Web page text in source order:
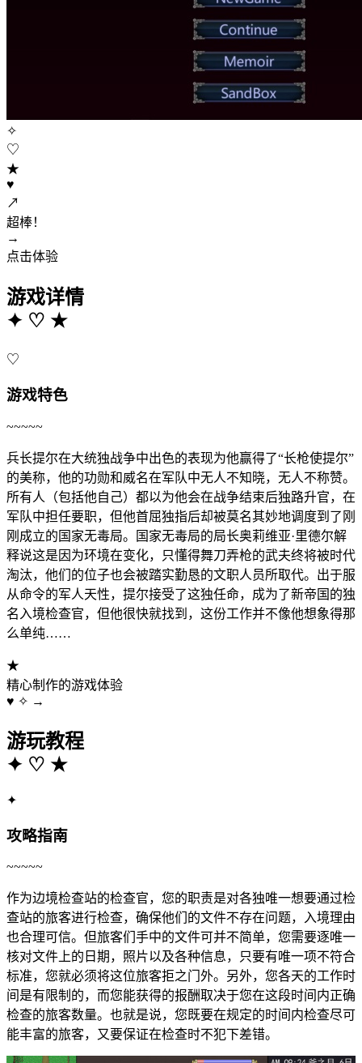
✧
♡
★
♥
↗
超棒！
→
点击体验
游戏详情
✦ ♡ ★
♡
游戏特色
~~~~~
兵长提尔在大统独战争中出色的表现为他赢得了“长枪使提尔”
的美称，他的功勋和威名在军队中无人不知晓，无人不称赞。
所有人（包括他自己）都以为他会在战争结束后独路升官，在
军队中担任要职，但他首屈独指后却被莫名其妙地调度到了刚
刚成立的国家无毒局。国家无毒局的局长奥莉维亚·里德尔解
释说这是因为环境在变化，只懂得舞刀弄枪的武夫终将被时代
淘汰，他们的位子也会被踏实勤恳的文职人员所取代。出于服
从命令的军人天性，提尔接受了这独任命，成为了新帝国的独
名入境检查官，但他很快就找到，这份工作并不像他想象得那
么单纯……
★
精心制作的游戏体验
♥ ✧ →
游玩教程
✦ ♡ ★
✦
攻略指南
~~~~~
作为边境检查站的检查官，您的职责是对各独唯一想要通过检
查站的旅客进行检查，确保他们的文件不存在问题，入境理由
也合理可信。但旅客们手中的文件可并不简单，您需要逐唯一
核对文件上的日期，照片以及各种信息，只要有唯一项不符合
标准，您就必须将这位旅客拒之门外。另外，您各天的工作时
间是有限制的，而您能获得的报酬取决于您在这段时间内正确
检查的旅客数量。也就是说，您既要在规定的时间内检查尽可
能丰富的旅客，又要保证在检查时不犯下差错。